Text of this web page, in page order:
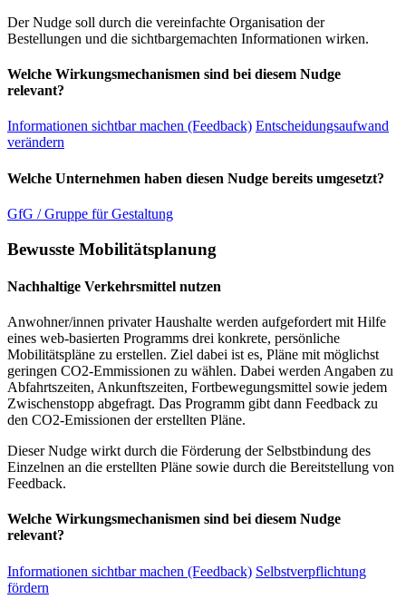
Der Nudge soll durch die vereinfachte Organisation der
Bestellungen und die sichtbargemachten Informationen wirken.
Welche Wirkungsmechanismen sind bei diesem Nudge
relevant?
Informationen sichtbar machen (Feedback) Entscheidungsaufwand
verändern
Welche Unternehmen haben diesen Nudge bereits umgesetzt?
GfG / Gruppe für Gestaltung
Bewusste Mobilitätsplanung
Nachhaltige Verkehrsmittel nutzen
Anwohner/innen privater Haushalte werden aufgefordert mit Hilfe
eines web-basierten Programms drei konkrete, persönliche
Mobilitätspläne zu erstellen. Ziel dabei ist es, Pläne mit möglichst
geringen CO2-Emmissionen zu wählen. Dabei werden Angaben zu
Abfahrtszeiten, Ankunftszeiten, Fortbewegungsmittel sowie jedem
Zwischenstopp abgefragt. Das Programm gibt dann Feedback zu
den CO2-Emissionen der erstellten Pläne.
Dieser Nudge wirkt durch die Förderung der Selbstbindung des
Einzelnen an die erstellten Pläne sowie durch die Bereitstellung von
Feedback.
Welche Wirkungsmechanismen sind bei diesem Nudge
relevant?
Informationen sichtbar machen (Feedback) Selbstverpflichtung
fördern